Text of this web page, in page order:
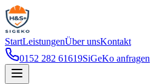
StartLeistungenÜber unsKontakt
0152 282 61619SiGeKo anfragen